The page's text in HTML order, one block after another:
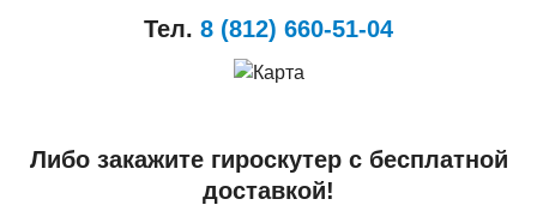
Тел. 8 (812) 660-51-04
Либо закажите гироскутер с бесплатной
доставкой!